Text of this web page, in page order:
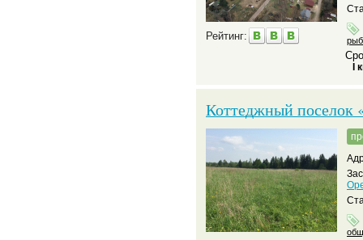
Рейтинг:
I
Коттеджный поселок